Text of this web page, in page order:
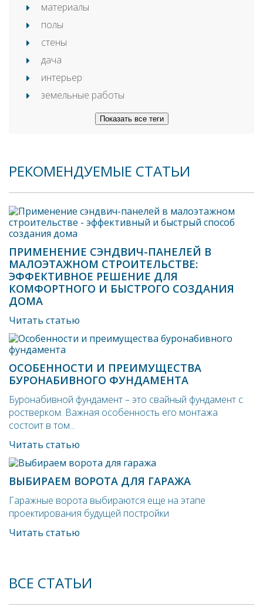
материалы
полы
стены
дача
интерьер
земельные работы
Показать все теги
РЕКОМЕНДУЕМЫЕ СТАТЬИ
ПРИМЕНЕНИЕ СЭНДВИЧ-ПАНЕЛЕЙ В
МАЛОЭТАЖНОМ СТРОИТЕЛЬСТВЕ:
ЭФФЕКТИВНОЕ РЕШЕНИЕ ДЛЯ
КОМФОРТНОГО И БЫСТРОГО СОЗДАНИЯ
ДОМА
Читать статью
ОСОБЕННОСТИ И ПРЕИМУЩЕСТВА
БУРОНАБИВНОГО ФУНДАМЕНТА
Буронабивной фундамент – это свайный фундамент с
ростверком. Важная особенность его монтажа
состоит в том...
Читать статью
ВЫБИРАЕМ ВОРОТА ДЛЯ ГАРАЖА
Гаражные ворота выбираются еще на этапе
проектирования будущей постройки
Читать статью
ВСЕ СТАТЬИ